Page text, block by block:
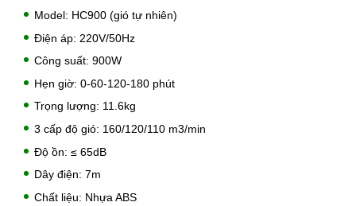
Model: HC900 (gió tự nhiên)
Điện áp: 220V/50Hz
Công suất: 900W
Hẹn giờ: 0-60-120-180 phút
Trọng lượng: 11.6kg
3 cấp độ gió: 160/120/110 m3/min
Độ ồn: ≤ 65dB
Dây điện: 7m
Chất liệu: Nhựa ABS